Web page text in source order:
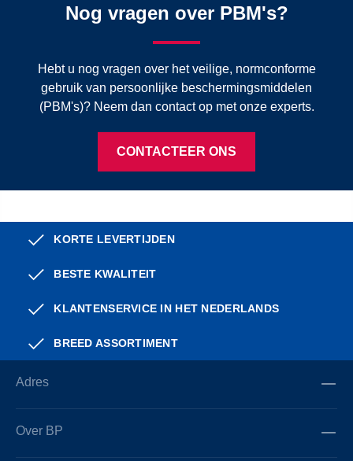
Nog vragen over PBM's?
Hebt u nog vragen over het veilige, normconforme
gebruik van persoonlijke beschermingsmiddelen
(PBM's)? Neem dan contact op met onze experts.
CONTACTEER ONS
KORTE LEVERTIJDEN
BESTE KWALITEIT
KLANTENSERVICE IN HET NEDERLANDS
BREED ASSORTIMENT
Adres
Over BP